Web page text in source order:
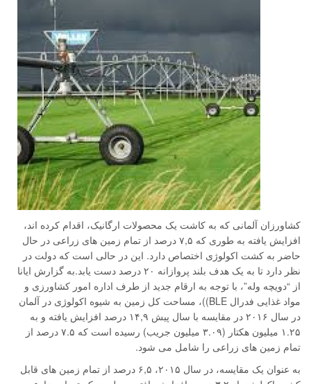
کشاورزان آلمانی که به کاشت یک محصولات ارگانیک، اقدام کرده اند،
افزایش یافته به طوری که ۷,۵ درصد از تمام زمین های زراعی در حال
حاضر به کشت اکولوژی اختصاص دارد. این در حالی است که دولت در
نظر دارد تا به یک هدف بلند پروازانه ۲۰ درصد دست یابد.به گزارش ایانا
از “دویچه وله”، با توجه به ارقام جدید از طرف اداره امور کشاورزی و
مواد غذایی فدرال BLE))، مساحت کل زمین به شیوه اکولوژی در آلمان
در سال ۲۰۱۶ در مقایسه با سال پیش ۱۴,۹ درصد افزایش یافته و به
۱.۲۵ میلیون هکتار (۳.۰۹ میلیون جریب) رسیده است که ۷.۵ درصد از
تمام زمین های زراعی را شامل می شود.
به عنوان یک مقایسه، در سال ۲۰۱۵، ۶,۵ درصد از تمام زمین های قابل